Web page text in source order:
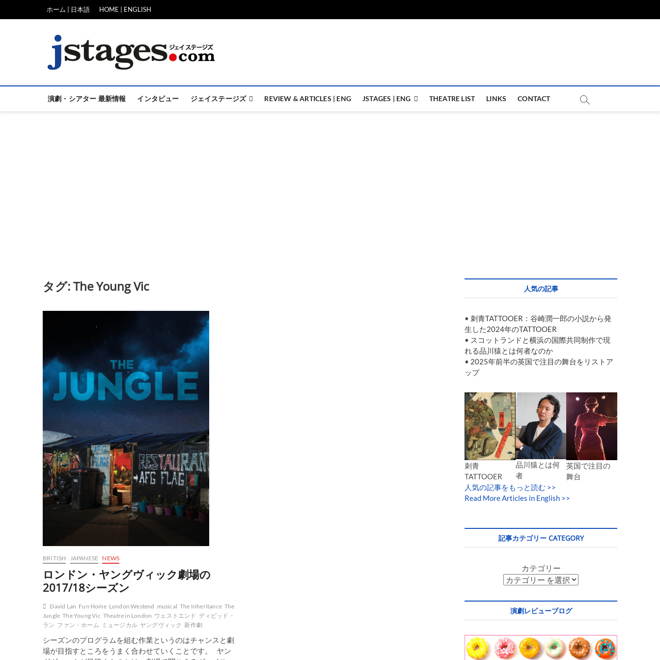
ホーム | 日本語 HOME | ENGLISH
演劇・シアター 最新情報 インタビュー ジェイステージズ REVIEW & ARTICLES | ENG JSTAGES | ENG THEATRE LIST LINKS CONTACT
タグ:The Young Vic
BRITISH JAPANESE NEWS
ロンドン・ヤングヴィック劇場の
2017/18シーズン
David Lan Fun Home London Westend musical The Inheritance The
Jungle The Young Vic Theatre in London ウェストエンド ディビッド・
ラン ファン・ホーム ミュージカル ヤングヴィック 新作劇
シーズンのプログラムを組む作業というのはチャンスと劇
場が目指すところをうまく合わせていくことです。 ヤン
人気の記事
• 刺青TATTOOER：谷崎潤一郎の小説から発
生した2024年のTATTOOER
• スコットランドと横浜の国際共同制作で現
れる品川猿とは何者なのか
• 2025年前半の英国で注目の舞台をリストア
ップ
刺青
TATTOOER
品川猿とは何
者
英国で注目の
舞台
人気の記事をもっと読む >>
Read More Articles in English >>
記事カテゴリー CATEGORY
カテゴリー
演劇レビューブログ